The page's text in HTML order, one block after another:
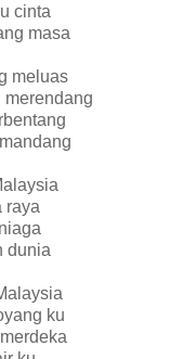
cinta
masa
meluas
merendang
raya
dunia
ku